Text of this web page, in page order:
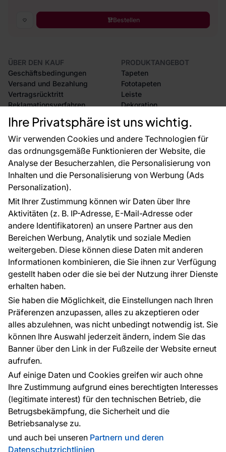
Ihre Privatsphäre ist uns wichtig.
Wir verwenden Cookies und andere Technologien für
das ordnungsgemäße Funktionieren der Website, die
Analyse der Besucherzahlen, die Personalisierung von
Inhalten und die Personalisierung von Werbung (Ads
Personalization).
Mit Ihrer Zustimmung können wir Daten über Ihre
Aktivitäten (z. B. IP-Adresse, E-Mail-Adresse oder
andere Identifikatoren) an unsere Partner aus den
Bereichen Werbung, Analytik und soziale Medien
weitergeben. Diese können diese Daten mit anderen
Informationen kombinieren, die Sie ihnen zur Verfügung
gestellt haben oder die sie bei der Nutzung ihrer Dienste
erhalten haben.
Sie haben die Möglichkeit, die Einstellungen nach Ihren
Präferenzen anzupassen, alles zu akzeptieren oder
alles abzulehnen, was nicht unbedingt notwendig ist. Sie
können Ihre Auswahl jederzeit ändern, indem Sie das
Banner über den Link in der Fußzeile der Website erneut
aufrufen.
Auf einige Daten und Cookies greifen wir auch ohne
Ihre Zustimmung aufgrund eines berechtigten Interesses
(legitimate interest) für den technischen Betrieb, die
Betrugsbekämpfung, die Sicherheit und die
Betriebsanalyse zu.
und auch bei unseren Partnern und deren
Datenschutzrichtlinien
Bestellen
ÜBER DEN KAUF
Geschäftsbedingungen
Versand und Bezahlung
Vertragsrücktritt
Reklamationsverfahren
Rücksendung von Waren
CE-Zertifizierung
Großhandel
Raumvisualisierung
PRODUKTANGEBOT
Tapeten
Fototapeten
Leiste
Dekoration
Selbstklebende Folien
Zubehör
Tapetenmuster
FÜR SIE
Blog
EU-Projekte
Ratschläge und Tipps
FAQ
ÜBER DAS UNTERNEHMEN
Kontakt
Haben Sie Fragen? Wir helfen Ihnen gerne weiter
und beraten Sie persönlich.
+49 781 95633072
service@tapeteneshop.de
Zahlungsarten:
Die Zahlungen werden geleistet von:
Schutz personenbezogener Daten